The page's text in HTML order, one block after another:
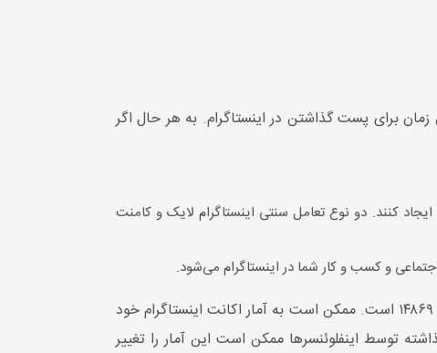
زمان برای پست گذاشتن در اینستاگرام. به هر حال اگر
کنند. دو نوع تعامل سنتی اینستاگرام لایک و کامنت
و کسب و کار شما در اینستاگرام می‌شود.
داده های HubSpot این واقعیت شگفت انگیز را نشان می دهد که میانگین لایک‌های محتوای مناسب در اینستاگرام ۱۴۸۶۹ است. ممکن است به آمار اکانت اینستاگرام خود
توسط اینفلوئنسرها ممکن است این آمار را تغییر